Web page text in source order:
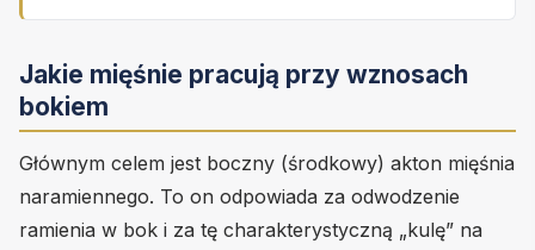
Jakie mięśnie pracują przy wznosach
bokiem
Głównym celem jest boczny (środkowy) akton mięśnia
naramiennego. To on odpowiada za odwodzenie
ramienia w bok i za tę charakterystyczną „kulę” na